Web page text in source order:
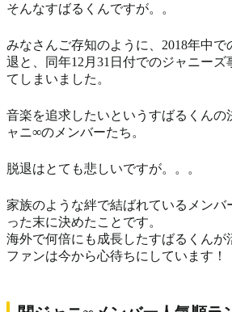
そんなすばるくんですが。。
みなさんご存知のように、2018年中
退と、同年12月31日付でのジャニー
てしまいました。
音楽を追求したいというすばるくんの
ャニ∞のメンバーたち。
脱退はとても悲しいですが。。。
家族のような絆で結ばれているメンバ
った末に決めたことです。
海外で何倍にも成長したすばるくんが
ファンは今から心待ちにしています！